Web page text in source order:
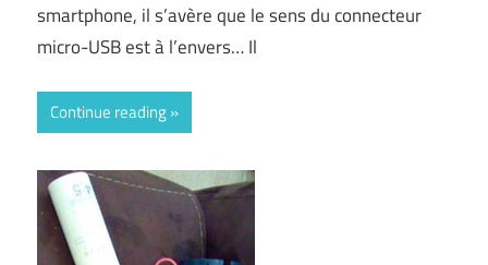
smartphone, il s’avère que le sens du connecteur
micro-USB est à l’envers… Il
Continue reading